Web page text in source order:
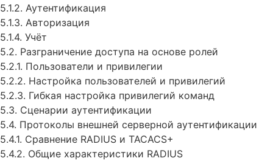
5.1.2. Аутентификация
5.1.3. Авторизация
5.1.4. Учёт
5.2. Разграничение доступа на основе ролей
5.2.1. Пользователи и привилегии
5.2.2. Настройка пользователей и привилегий
5.2.3. Гибкая настройка привилегий команд
5.3. Сценарии аутентификации
5.4. Протоколы внешней серверной аутентификации
5.4.1. Сравнение RADIUS и TACACS+
5.4.2. Общие характеристики RADIUS